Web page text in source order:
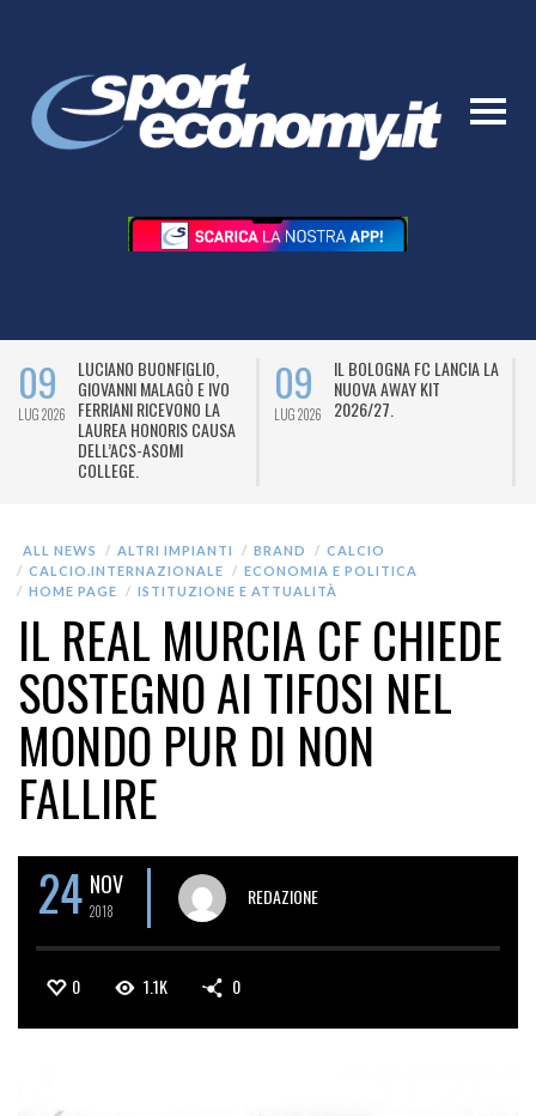
09
LUG 2026
LUCIANO BUONFIGLIO,
GIOVANNI MALAGÒ E IVO
FERRIANI RICEVONO LA
LAUREA HONORIS CAUSA
DELL’ACS-ASOMI
COLLEGE.
09
LUG 2026
IL BOLOGNA FC LANCIA LA
NUOVA AWAY KIT
2026/27.
ALL NEWS ALTRI IMPIANTI BRAND
CALCIO
CALCIO.INTERNAZIONALE
ECONOMIA E POLITICA
HOME PAGE
ISTITUZIONE E ATTUALITÀ
IL REAL MURCIA CF CHIEDE
SOSTEGNO AI TIFOSI NEL
MONDO PUR DI NON
FALLIRE
24 NOV
2018
REDAZIONE
0 1.1K 0